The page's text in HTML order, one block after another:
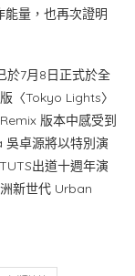
量，也再次證明
於7月8日正式於全
〈Tokyo Lights〉
版本中感受到
吳卓源將以特別演
出道十週年演
新世代 Urban